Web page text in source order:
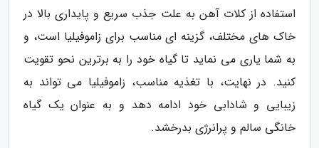
استفاده از کلات آهن به علت جذب سریع و پایداری بالا در
خاک های مختلف، گزینه ای مناسب برای زاموفیلیا است، و
به شما یاری می نماید تا گیاه خود را به برترین نحو تقویت
کنید. در نهایت، با تغذیه مناسب، زاموفیلیا می تواند به
زیبایی و شادابی خود ادامه دهد و به عنوان یک گیاه
خانگی سالم و پرانرژی بدرخشد.